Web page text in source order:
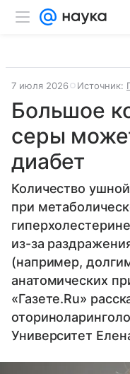
7 июля 2026 Источник:
Большое
серы
диабет
Количество
при
из-за
(например,
анатомических
«Газете.Ru»
Университет